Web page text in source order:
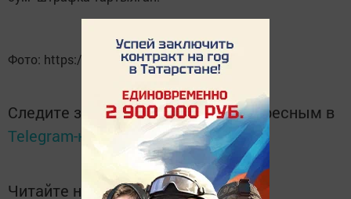
Фото: https://www.freepik.com
Следите за самым важным и интересным в
Telegram-канале
Татмедиа
Читайте новости Татарстана в